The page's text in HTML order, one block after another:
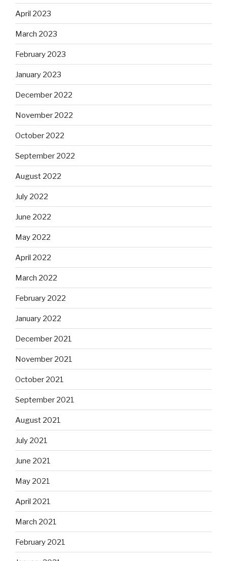
April 2023
March 2023
February 2023
January 2023
December 2022
November 2022
October 2022
September 2022
August 2022
July 2022
June 2022
May 2022
April 2022
March 2022
February 2022
January 2022
December 2021
November 2021
October 2021
September 2021
August 2021
July 2021
June 2021
May 2021
April 2021
March 2021
February 2021